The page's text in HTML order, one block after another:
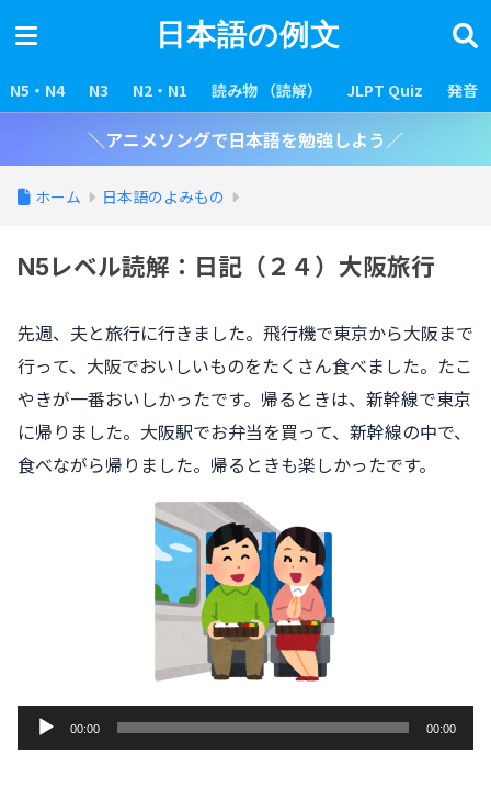
日本語の例文
N5・N4 N3 N2・N1 読み物 （読解） JLPT Quiz 発音
＼アニメソングで日本語を勉強しよう／
ホーム 日本語のよみもの
N5レベル読解：日記（２４）大阪旅行
先週、夫と旅行に行きました。飛行機で東京から大阪まで
行って、大阪でおいしいものをたくさん食べました。たこ
やきが一番おいしかったです。帰るときは、新幹線で東京
に帰りました。大阪駅でお弁当を買って、新幹線の中で、
食べながら帰りました。帰るときも楽しかったです。
声
00:00 00:00